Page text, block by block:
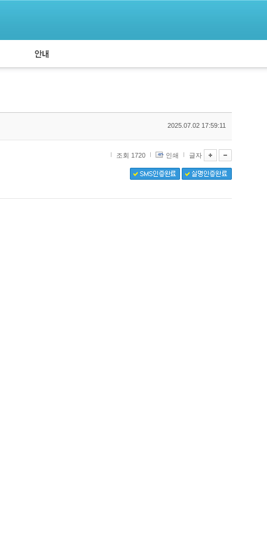
공지사항
2025.07.02 17:59:11
조회 1720 인쇄 글자